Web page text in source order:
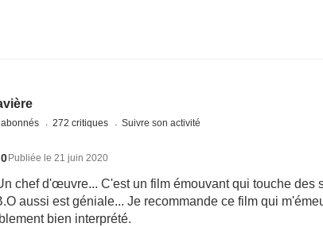
272 critiques Suivre son activité
Publiée le 21 juin 2020
chef d'œuvre... C'est un film émouvant qui touche des
aussi est géniale... Je recommande ce film qui
bien interprété.